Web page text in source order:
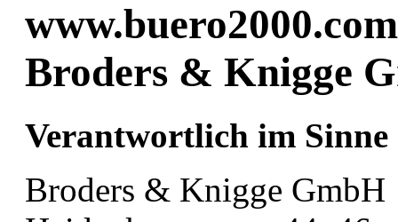
Broders & Knigge
Verantwortlich im
Broders & Knigge GmbH